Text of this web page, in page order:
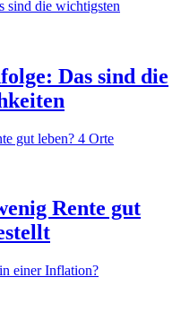
Das sind die
Rente gut